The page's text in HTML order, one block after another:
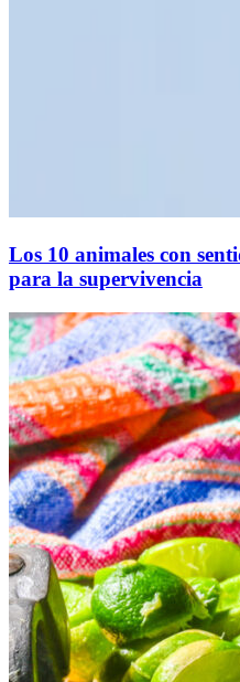
Los 10 animales con
para la supervivencia